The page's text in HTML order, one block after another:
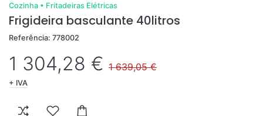
Cozinha • Fritadeiras Elétricas
Frigideira basculante 40litros
Referência: 778002
1 304,28 € 1 639,05 €
+ IVA